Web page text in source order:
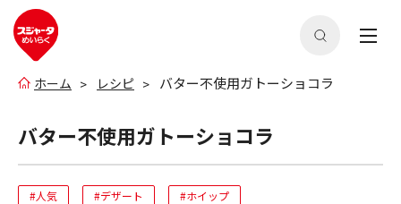
ホーム レシピ バター不使用ガトーショコラ
バター不使用ガトーショコラ
#人気 #デザート #ホイップ